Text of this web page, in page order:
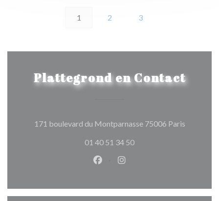
1 2 3
Plattegrond en Contact
171 boulevard du Montparnasse 75006 Paris((opent in
01 40 51 34 50
Facebook ((opent in een nieuw
Instagram ((opent in een